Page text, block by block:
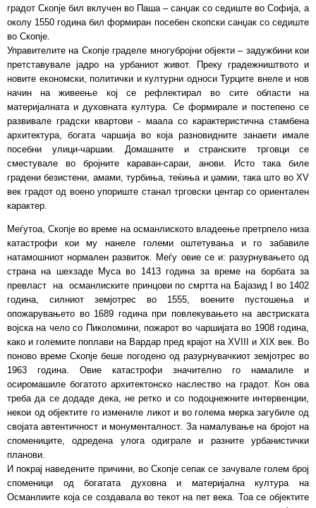
градот Скопје бил вклучен во Паша – санџак со седиште во Софија, а
околу 1550 година бил формиран посебен скопски санџак со седиште
во Скопје.
Управителите на Скопје граделе многубројни објекти – задужбини кои
претставувале јадро на урбаниот живот. Преку градежништвото и
новите економски, политички и културни односи Турците внеле и нов
начин на живеење кој се рефлектирал во сите области на
материјалната и духовната култура. Се формирале и постепено се
развивале градски квартови - маала со карактеристична стамбена
архитектура, богата чаршија во која разновидните занаети имале
посебни улици-чаршии. Домашните и странските трговци се
сместувале во бројните караван-сараи, анови. Исто така биле
градени безистени, амами, турбиња, теќиња и џамии, така што во XV
век градот од воено упориште станал трговски центар со ориентален
карактер.
Меѓутоа, Скопје во време на османлиското владеење претрпело низа
катастрофи кои му нанеле големи оштетувања и го забавиле
натамошниот нормален развиток. Меѓу овие се и: разурнувањето од
страна на шехзаде Муса во 1413 година за време на борбата за
превласт на османлиските принцови по смртта на Бајазид I во 1402
година, силниот земјотрес во 1555, воените пустошења и
опожарувањето во 1689 година при повлекувањето на австриската
војска на чело со Пиколомини, пожарот во чаршијата во 1908 година,
како и големите поплави на Вардар пред крајот на XVIII и XIX век. Во
поново време Скопје беше погодено од разурнувачкиот земјотрес во
1963 година. Овие катастрофи значително го намалиле и
осиромашиле богатото архитектонско наслество на градот. Кон ова
треба да се додаде дека, не ретко и со подоцнежните интервенции,
некои од објектите го измениле ликот и во голема мерка загубиле од
својата автентичност и монументалност. За намалување на бројот на
спомениците, одредена улога одиграле и разните урбанистички
планови.
И покрај наведените причини, во Скопје сепак се зачувале голем број
споменици од богатата духовна и материјална култура на
Османлиите која се создавала во текот на пет века. Тоа се објектите